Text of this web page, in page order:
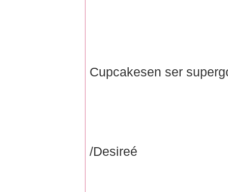
Cupcakesen ser
/Desireé